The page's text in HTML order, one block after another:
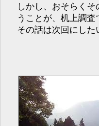
しかし、おそらく
うことが、机上調査
その話は次回にした